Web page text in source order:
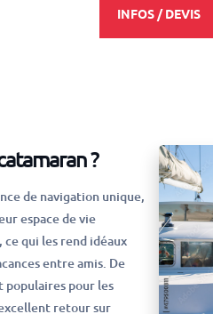
INFOS / DEVIS
?
de navigation unique,
espace de vie
qui les rend idéaux
entre amis. De
populaires pour les
retour sur